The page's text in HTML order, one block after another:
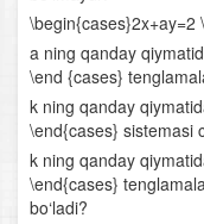
Chiziqli
Oraliqlar usuli
Parametrli
Irratsional
\begin{cases}2x+ay=2
a ning qanday
\end {cases}
k ning qanday
\end{cases} sistemasi
k ning qanday
\end{cases}
bo‘ladi?